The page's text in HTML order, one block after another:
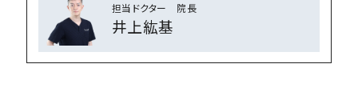
担当ドクター 院⻑
井上紘基